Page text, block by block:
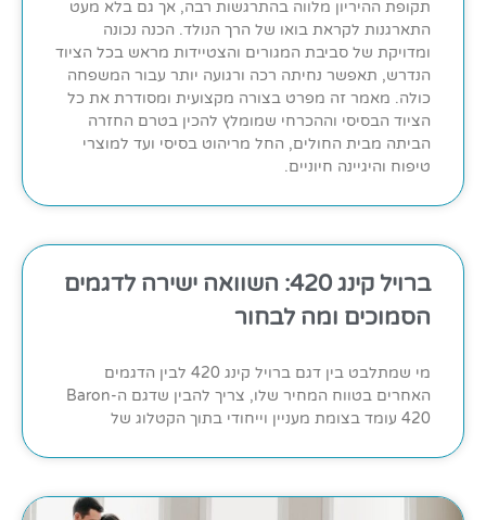
תקופת ההיריון מלווה בהתרגשות רבה, אך גם בלא מעט
התארגנות לקראת בואו של הרך הנולד. הכנה נכונה
ומדויקת של סביבת המגורים והצטיידות מראש בכל הציוד
הנדרש, תאפשר נחיתה רכה ורגועה יותר עבור המשפחה
כולה. מאמר זה מפרט בצורה מקצועית ומסודרת את כל
הציוד הבסיסי וההכרחי שמומלץ להכין בטרם החזרה
הביתה מבית החולים, החל מריהוט בסיסי ועד למוצרי
טיפוח והיגיינה חיוניים.
ברויל קינג 420: השוואה ישירה לדגמים
הסמוכים ומה לבחור
מי שמתלבט בין דגם ברויל קינג 420 לבין הדגמים
האחרים בטווח המחיר שלו, צריך להבין שדגם ה-Baron
420 עומד בצומת מעניין וייחודי בתוך הקטלוג של